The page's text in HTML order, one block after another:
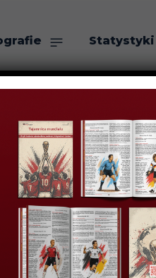
Statystyki
–